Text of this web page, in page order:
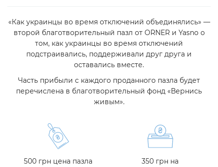
«Как украинцы во время отключений объединялись» —
второй благотворительный пазл от ORNER и Yasno о
том, как украинцы во время отключений
подстраивались, поддерживали друг друга и
оставались вместе.
Часть прибыли с каждого проданного пазла будет
перечислена в благотворительный фонд «Вернись
живым».
500 грн цена пазла
350 грн на